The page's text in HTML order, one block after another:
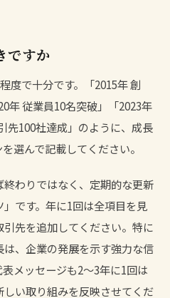
ですか
度で十分です。「2015年 創
年 従業員10名突破」「2023年
100社達成」のように、成長
選んで記載してください。
わりではなく、定期的な更新
です。年に1回は全項目を見
先を追加してください。特に
、企業の発展を示す強力な信
メッセージも2〜3年に1回は
い取り組みを反映させてくだ